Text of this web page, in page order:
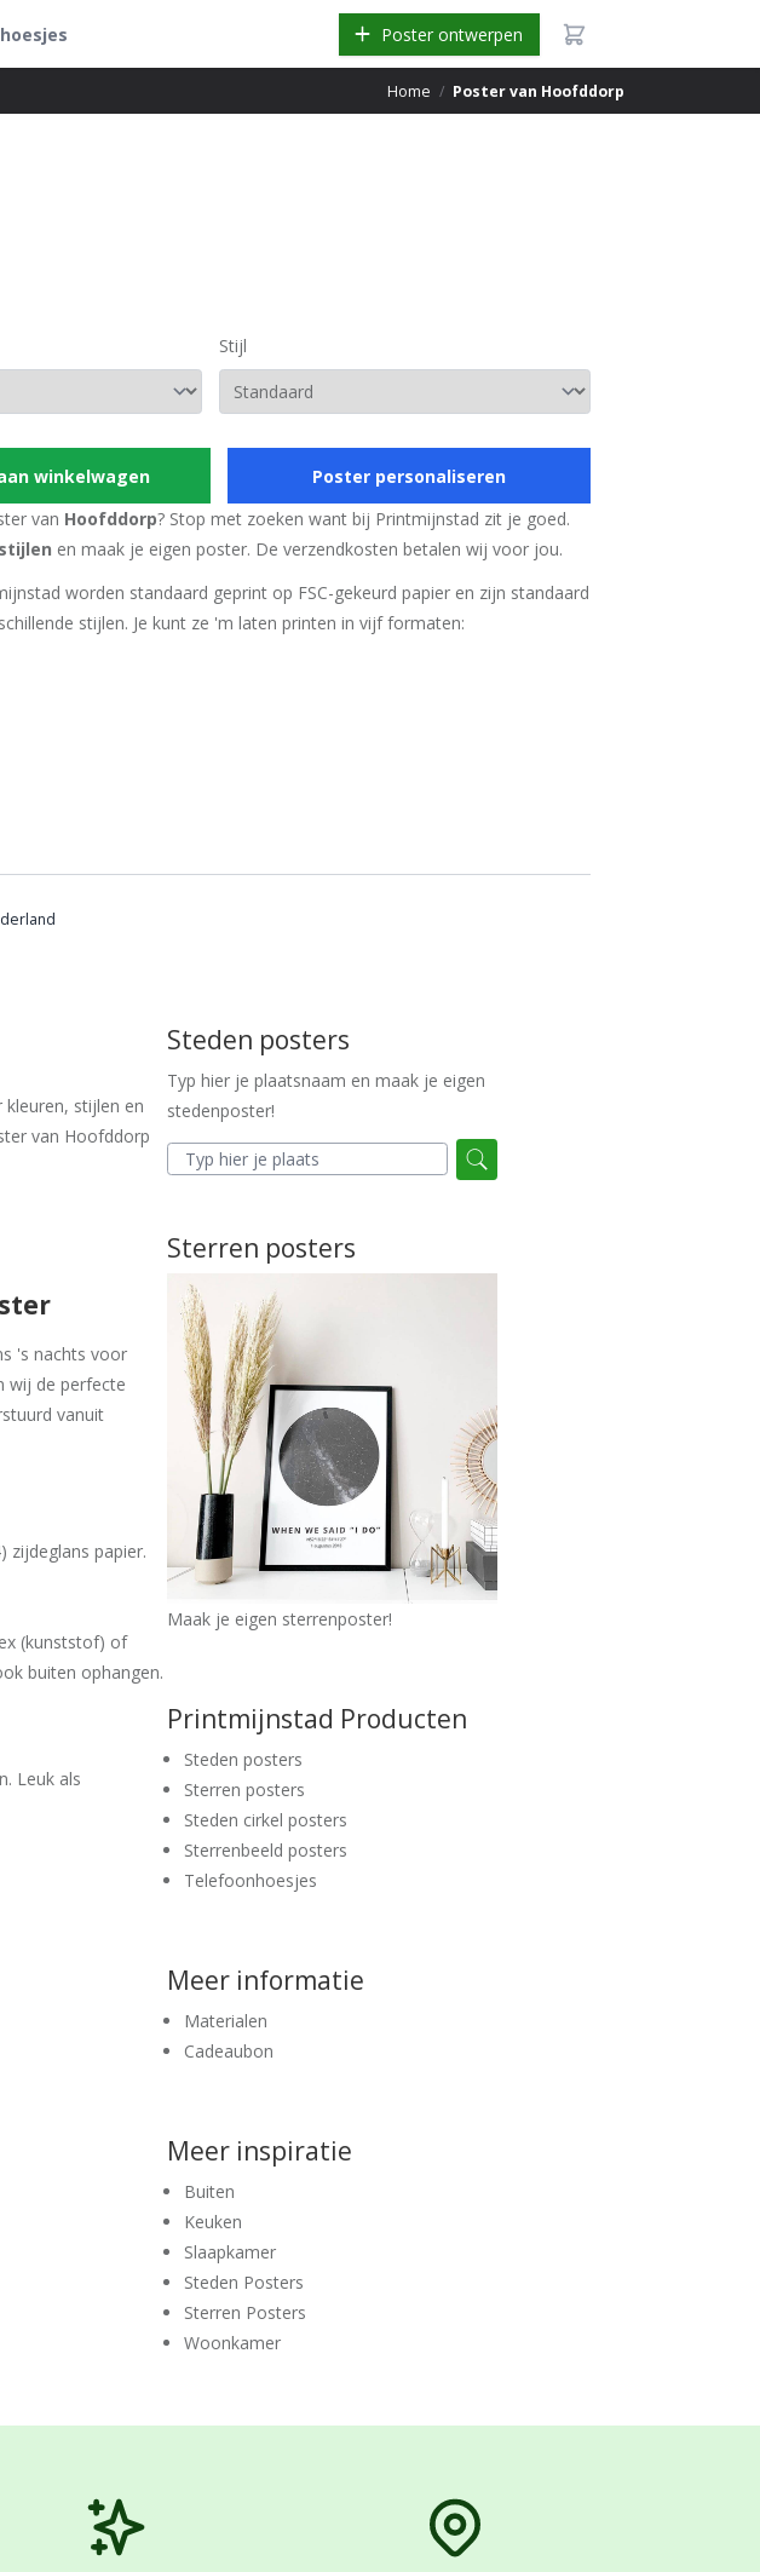
Poster ontwerpen
Home / Poster van Hoofddorp
Stijl
winkelwagen
Poster personaliseren
van Hoofddorp? Stop met zoeken want bij Printmijnstad zit je goed.
en maak je eigen poster. De verzendkosten betalen wij voor jou.
worden standaard geprint op FSC-gekeurd papier en zijn standaard
stijlen. Je kunt ze 'm laten printen in vijf formaten:
stijlen en
van Hoofddorp
's nachts voor
wij de perfecte
vanuit
zijdeglans papier.
(kunststof) of
buiten ophangen.
Leuk als
Steden posters
Typ hier je plaatsnaam en maak je eigen
stedenposter!
Sterren posters
Maak je eigen sterrenposter!
Printmijnstad Producten
Steden posters
Sterren posters
Steden cirkel posters
Sterrenbeeld posters
Telefoonhoesjes
Meer informatie
Materialen
Cadeaubon
Meer inspiratie
Buiten
Keuken
Slaapkamer
Steden Posters
Sterren Posters
Woonkamer